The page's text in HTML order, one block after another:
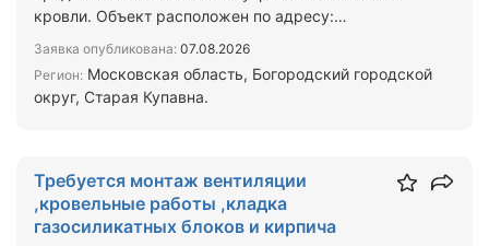
кровли. Объект расположен по адресу:
Заявка опубликована: 07.08.2026
Регион: Московская область, Богородский городской
округ, Старая Купавна.
Требуется монтаж вентиляции
,кровельные работы ,кладка
газосиликатных блоков и кирпича